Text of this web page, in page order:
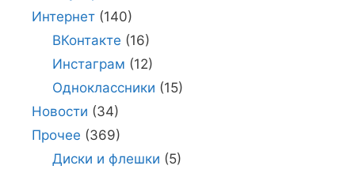
Интернет (140)
ВКонтакте (16)
Инстаграм (12)
Одноклассники (15)
Новости (34)
Прочее (369)
Диски и флешки (5)